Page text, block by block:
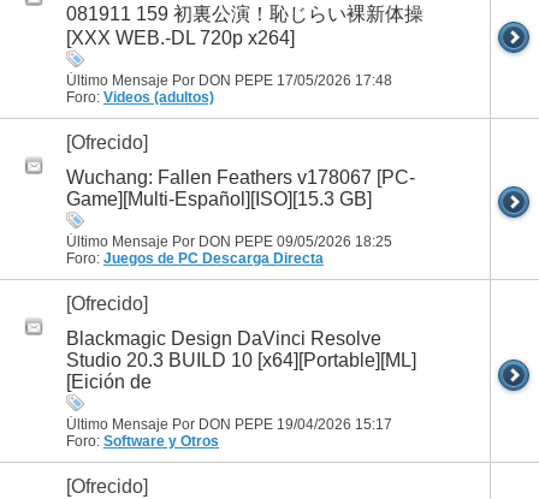
081911 159 初裏公演！恥じらい裸新体操
[XXX WEB.-DL 720p x264]
Último Mensaje Por DON PEPE 17/05/2026 17:48
Foro: Videos (adultos)
[Ofrecido]
Wuchang: Fallen Feathers v178067 [PC-
Game][Multi-Español][ISO][15.3 GB]
Último Mensaje Por DON PEPE 09/05/2026 18:25
Foro: Juegos de PC Descarga Directa
[Ofrecido]
Blackmagic Design DaVinci Resolve
Studio 20.3 BUILD 10 [x64][Portable][ML]
[Eición de
Último Mensaje Por DON PEPE 19/04/2026 15:17
Foro: Software y Otros
[Ofrecido]